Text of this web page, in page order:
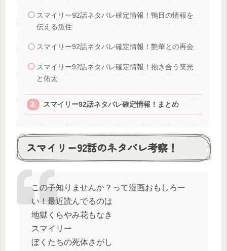
スマイリー92話ネタバレ確定情報！鴨目の情報を
伝える魚住
スマイリー92話ネタバレ確定情報！艶華との再会
スマイリー92話ネタバレ確定情報！抱き合う笑光
と佑太
スマイリー92話ネタバレ確定情報！まとめ
スマイリー92話のネタバレ考察！
この子知りませんか？って漫画おもしろー
い！最近読んでるのは
地獄くらやみ花もなき
スマイリー
ぼくたちの死体さがし